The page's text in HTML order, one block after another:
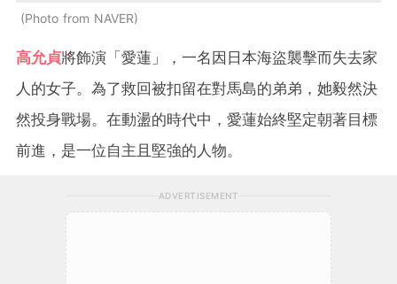
Photo from NAVER
高允貞將飾演「愛蓮」，一名因日本海盜襲擊而失去家
人的女子。為了救回被扣留在對馬島的弟弟，她毅然決
然投身戰場。在動盪的時代中，愛蓮始終堅定朝著目標
前進，是一位自主且堅強的人物。
ADVERTISEMENT